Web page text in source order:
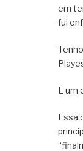
em
fui
E um
Essa